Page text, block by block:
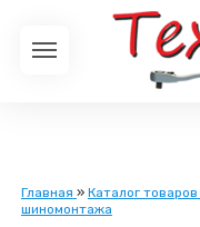
Главная » Каталог товаров
шиномонтажа